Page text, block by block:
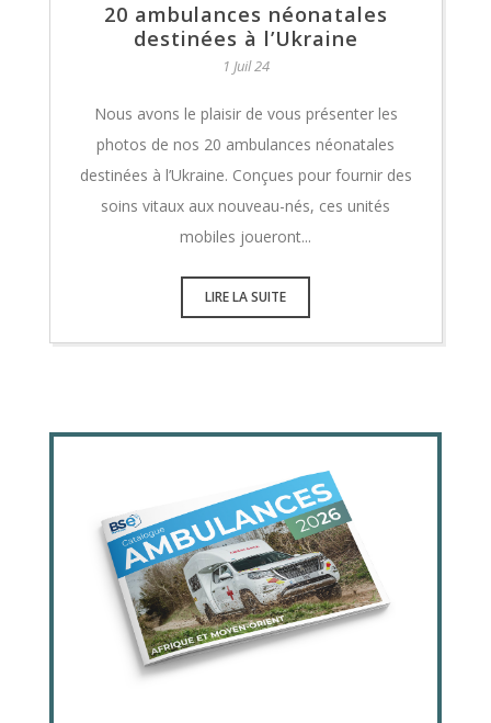
20 ambulances néonatales
destinées à l’Ukraine
1 Juil 24
Nous avons le plaisir de vous présenter les
photos de nos 20 ambulances néonatales
destinées à l’Ukraine. Conçues pour fournir des
soins vitaux aux nouveau-nés, ces unités
mobiles joueront...
LIRE LA SUITE